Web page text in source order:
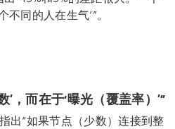
同的人在生气’”。
，而在于‘曝光（覆盖率）’”
出“如果节点（少数）连接到整